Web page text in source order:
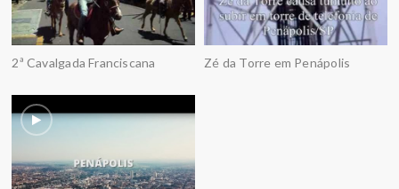
2ª Cavalgada Franciscana Zé da Torre em Penápolis